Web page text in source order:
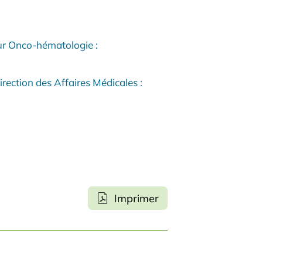
Onco-hématologie :
des Affaires Médicales :
Imprimer